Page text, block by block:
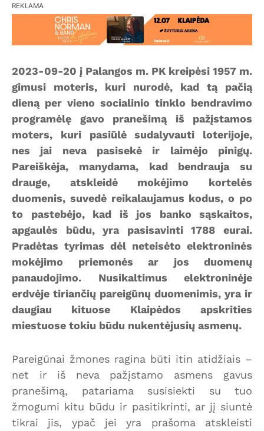
REKLAMA
2023-09-20 į Palangos m. PK kreipėsi 1957 m.
gimusi moteris, kuri nurodė, kad tą pačią
dieną per vieno socialinio tinklo bendravimo
programėlę gavo pranešimą iš pažįstamos
moters, kuri pasiūlė sudalyvauti loterijoje,
nes jai neva pasisekė ir laimėjo pinigų.
Pareiškėja, manydama, kad bendrauja su
drauge, atskleidė mokėjimo kortelės
duomenis, suvedė reikalaujamus kodus, o po
to pastebėjo, kad iš jos banko sąskaitos,
apgaulės būdu, yra pasisavinti 1788 eurai.
Pradėtas tyrimas dėl neteisėto elektroninės
mokėjimo priemonės ar jos duomenų
panaudojimo. Nusikaltimus elektroninėje
erdvėje tiriančių pareigūnų duomenimis, yra ir
daugiau kituose Klaipėdos apskrities
miestuose tokiu būdu nukentėjusių asmenų.
Pareigūnai žmones ragina būti itin atidžiais –
net ir iš neva pažįstamo asmens gavus
pranešimą, patariama susisiekti su tuo
žmogumi kitu būdu ir pasitikrinti, ar jį siuntė
tikrai jis, ypač jei yra prašoma atskleisti